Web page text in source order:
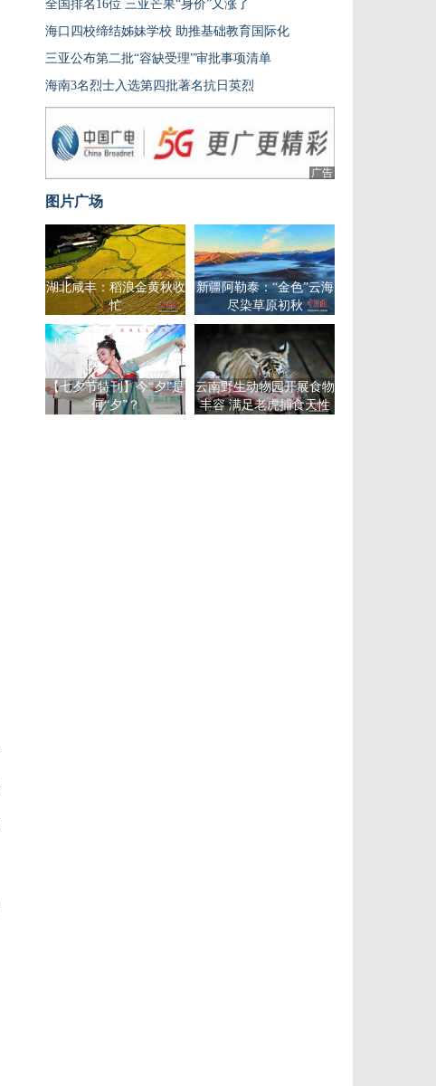
全国排名16位 三亚芒果“身价”又涨了
海口四校缔结姊妹学校 助推基础教育国际化
三亚公布第二批“容缺受理”审批事项清单
海南3名烈士入选第四批著名抗日英烈
广告
图片广场
湖北咸丰：稻浪金黄秋收
忙
新疆阿勒泰：“金色”云海
尽染草原初秋
【七夕节特刊】今“夕”是
何“夕”？
云南野生动物园开展食物
丰容 满足老虎捕食天性